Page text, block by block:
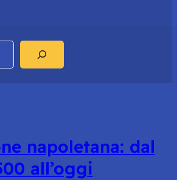
napoletana: dal
all’oggi